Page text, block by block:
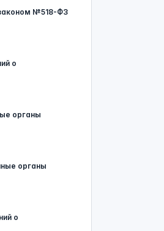
№518-ФЗ
о
органы
органы
о